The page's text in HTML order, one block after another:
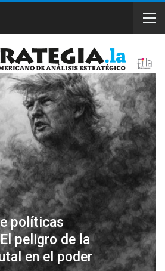
políticas
peligro de la
en el poder